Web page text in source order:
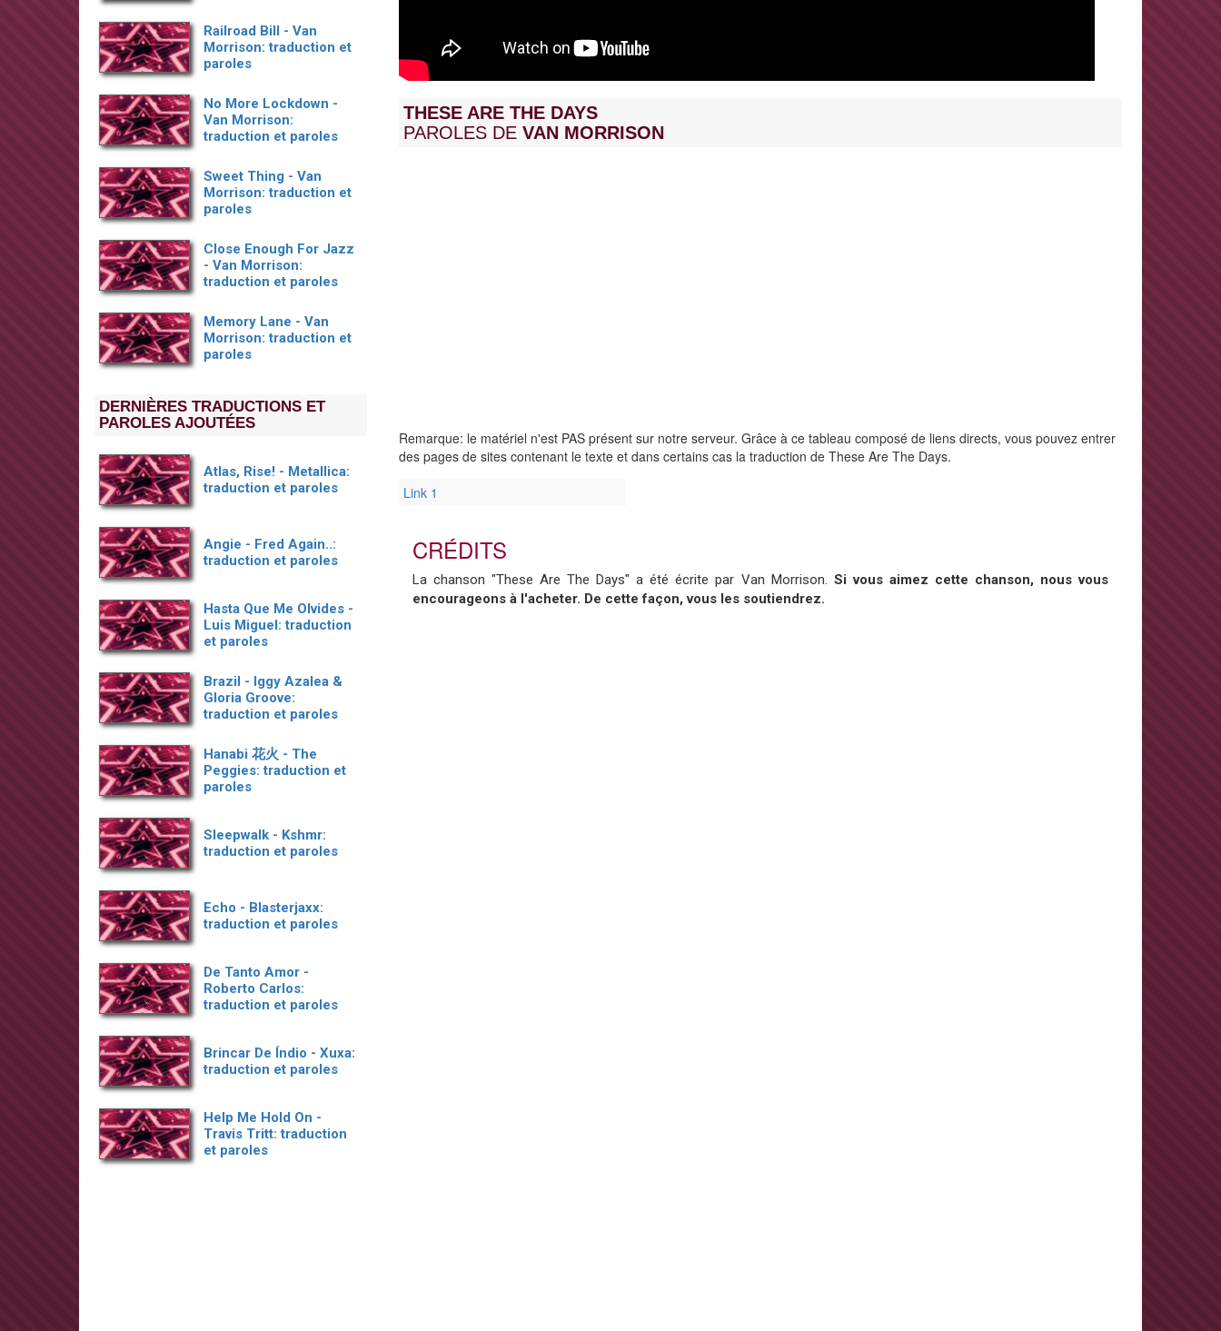
THESE ARE THE DAYS
PAROLES DE VAN MORRISON
Remarque: le matériel n'est PAS présent sur notre serveur. Grâce à ce tableau composé de liens directs, vous pouvez entrer
des pages de sites contenant le texte et dans certains cas la traduction de These Are The Days.
Link 1
CRÉDITS
La chanson "These Are The Days" a été écrite par Van Morrison. Si vous aimez cette chanson, nous vous
encourageons à l'acheter. De cette façon, vous les soutiendrez.
Railroad Bill - Van
Morrison: traduction et
paroles
No More Lockdown -
Van Morrison:
traduction et paroles
Sweet Thing - Van
Morrison: traduction et
paroles
Close Enough For Jazz
- Van Morrison:
traduction et paroles
Memory Lane - Van
Morrison: traduction et
paroles
DERNIÈRES TRADUCTIONS ET
PAROLES AJOUTÉES
Atlas, Rise! - Metallica:
traduction et paroles
Angie - Fred Again..:
traduction et paroles
Hasta Que Me Olvides -
Luis Miguel: traduction
et paroles
Brazil - Iggy Azalea &
Gloria Groove:
traduction et paroles
Hanabi 花火 - The
Peggies: traduction et
paroles
Sleepwalk - Kshmr:
traduction et paroles
Echo - Blasterjaxx:
traduction et paroles
De Tanto Amor -
Roberto Carlos:
traduction et paroles
Brincar De Índio - Xuxa:
traduction et paroles
Help Me Hold On -
Travis Tritt: traduction
et paroles